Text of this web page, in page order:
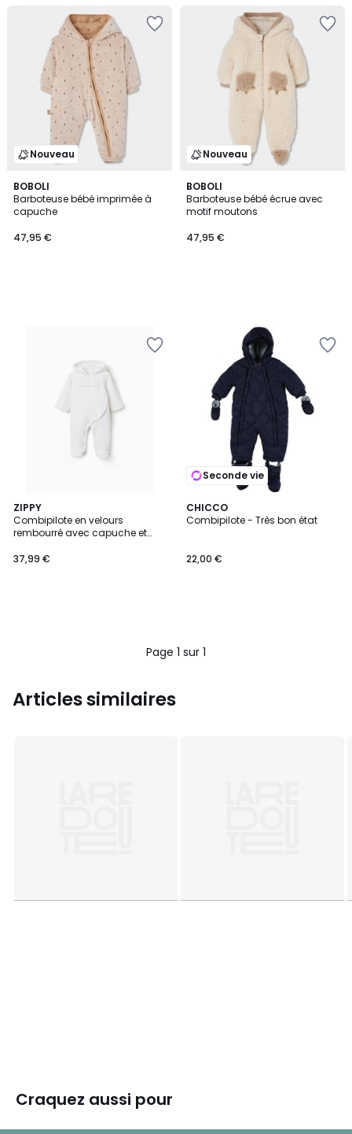
Nouveau
BOBOLI
Barboteuse bébé imprimée à
capuche
47,95 €
Nouveau
BOBOLI
Barboteuse bébé écrue avec
motif moutons
47,95 €
ZIPPY
Combipilote en velours
rembourré avec capuche et
37,99 €
Seconde vie
CHICCO
Combipilote - Très bon état
22,00 €
Page 1 sur 1
Articles similaires
Craquez aussi pour